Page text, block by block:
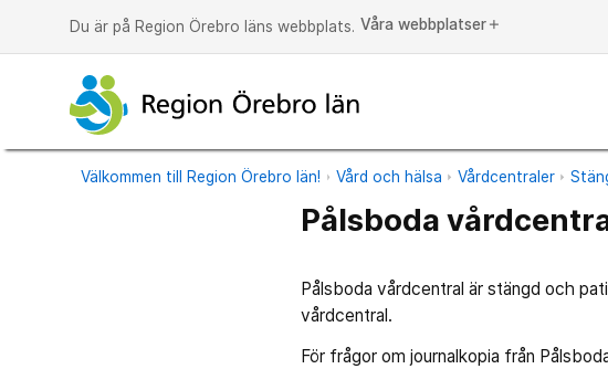
Du är på Region Örebro läns webbplats. Våra webbplatser add
Välkommen till Region Örebro län! Vård och hälsa Vårdcentraler
Pålsboda
Pålsboda vårdcentral är stängd och
vårdcentral.
För frågor om journalkopia från